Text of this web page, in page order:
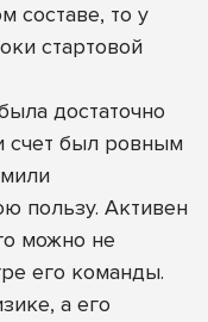
составе, то у
стартовой
достаточно
счет был ровным
пользу. Активен
можно не
его команды.
а его